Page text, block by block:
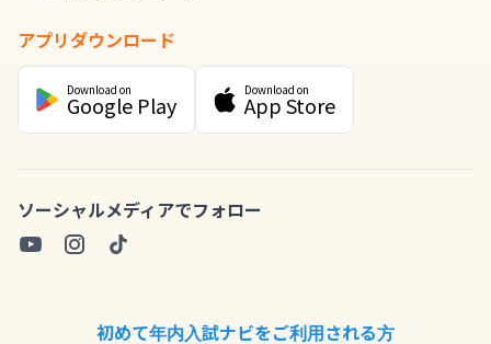
アプリダウンロード
Download on
Google Play
Download on
App Store
ソーシャルメディアでフォロー
初めて年内入試ナビをご利用される方